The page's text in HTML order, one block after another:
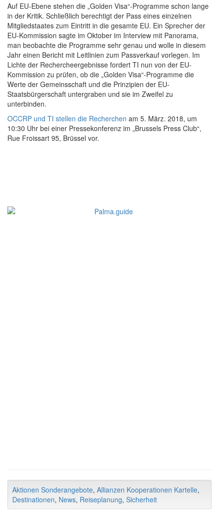
Auf EU-Ebene stehen die „Golden Visa“-Programme schon lange
in der Kritik. Schließlich berechtigt der Pass eines einzelnen
Mitgliedstaates zum Eintritt in die gesamte EU. Ein Sprecher der
EU-Kommission sagte im Oktober im Interview mit Panorama,
man beobachte die Programme sehr genau und wolle in diesem
Jahr einen Bericht mit Leitlinien zum Passverkauf vorlegen. Im
Lichte der Rechercheergebnisse fordert TI nun von der EU-
Kommission zu prüfen, ob die „Golden Visa“-Programme die
Werte der Gemeinsschaft und die Prinzipien der EU-
Staatsbürgerschaft untergraben und sie im Zweifel zu
unterbinden.
OCCRP und TI stellen die Recherchen am 5. März. 2018, um
10:30 Uhr bei einer Pressekonferenz im „Brussels Press Club“,
Rue Froissart 95, Brüssel vor.
Aktionen Sonderangebote, Allianzen Kooperationen Kartelle,
Destinationen, News, Reiseplanung, Sicherheit